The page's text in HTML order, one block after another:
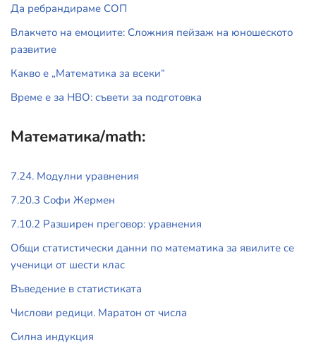
Да ребрандираме СОП
Влакчето на емоциите: Сложния пейзаж на юношеското
развитие
Какво е „Математика за всеки“
Време е за НВО: съвети за подготовка
Математика/math:
7.24. Модулни уравнения
7.20.3 Софи Жермен
7.10.2 Разширен преговор: уравнения
Общи статистически данни по математика за явилите се
ученици от шести клас
Въведение в статистиката
Числови редици. Маратон от числа
Силна индукция